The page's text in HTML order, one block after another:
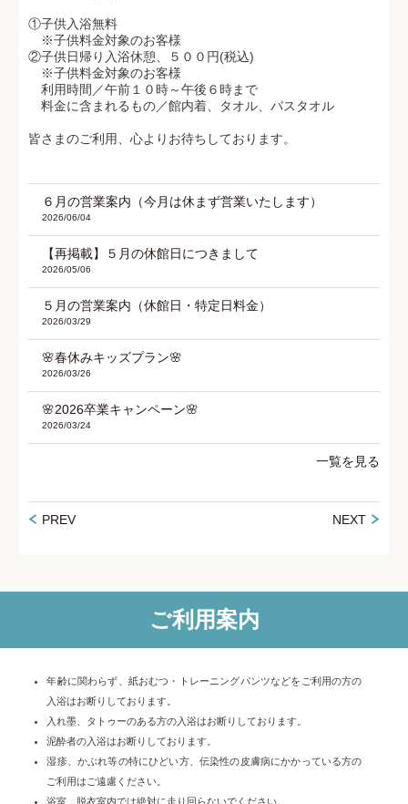
①子供入浴無料
※子供料金対象のお客様
②子供日帰り入浴休憩、５００円(税込)
※子供料金対象のお客様
利用時間／午前１０時～午後６時まで
料金に含まれるもの／館内着、タオル、バスタオル
皆さまのご利用、心よりお待ちしております。
６月の営業案内（今月は休まず営業いたします）
2026/06/04
【再掲載】５月の休館日につきまして
2026/05/06
５月の営業案内（休館日・特定日料金）
2026/03/29
🌸春休みキッズプラン🌸
2026/03/26
🌸2026卒業キャンペーン🌸
2026/03/24
一覧を見る
PREV NEXT
ご利用案内
年齢に関わらず、紙おむつ・トレーニングパンツなどをご利用の方の
入浴はお断りしております。
入れ墨、タトゥーのある方の入浴はお断りしております。
泥酔者の入浴はお断りしております。
湿疹、かぶれ等の特にひどい方、伝染性の皮膚病にかかっている方の
ご利用はご遠慮ください。
浴室、脱衣室内では絶対に走り回らないでください。